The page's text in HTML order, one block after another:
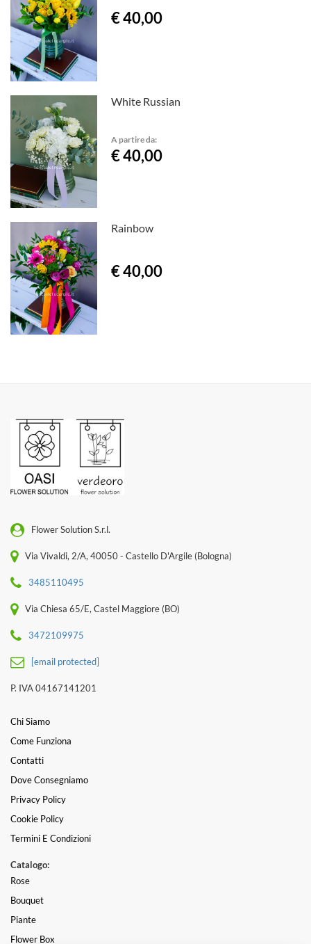
€ 40,00
White Russian
A partire da:
€ 40,00
Rainbow
€ 40,00
Flower Solution S.r.l.
Via Vivaldi, 2/A, 40050 - Castello D'Argile (Bologna)
3485110495
Via Chiesa 65/E, Castel Maggiore (BO)
3472109975
[email protected]
P. IVA 04167141201
Chi Siamo
Come Funziona
Contatti
Dove Consegniamo
Privacy Policy
Cookie Policy
Termini E Condizioni
Catalogo:
Rose
Bouquet
Piante
Flower Box